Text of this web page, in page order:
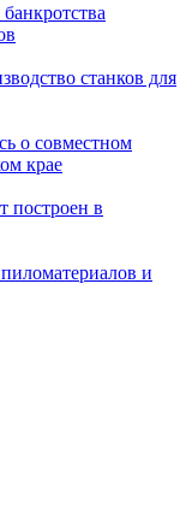
станков для
о совместном
крае
построен в
и